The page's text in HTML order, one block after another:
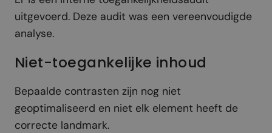
uitgevoerd. Deze audit was een vereenvoudigde
analyse.
Niet-toegankelijke inhoud
Bepaalde contrasten zijn nog niet
geoptimaliseerd en niet elk element heeft de
correcte landmark.